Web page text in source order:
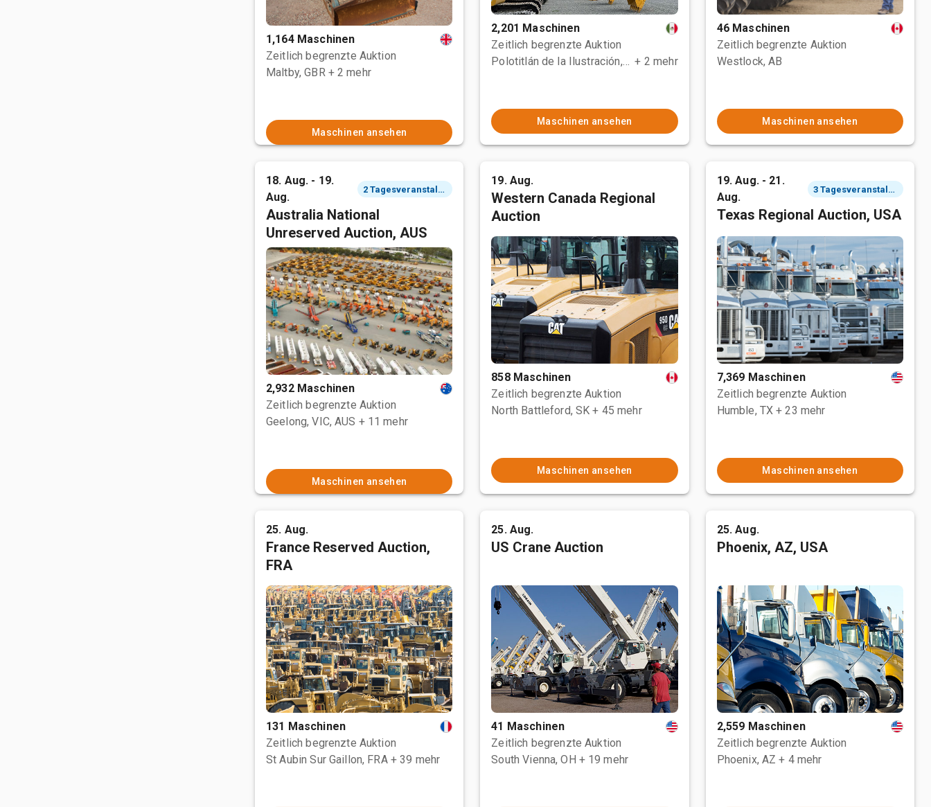
1,164 Maschinen
Zeitlich begrenzte Auktion
Maltby, GBR + 2 mehr
Maschinen ansehen
2,201 Maschinen
Zeitlich begrenzte Auktion
Polotitlán de la Ilustración, MEX + 2 mehr
Maschinen ansehen
46 Maschinen
Zeitlich begrenzte Auktion
Westlock, AB
Maschinen ansehen
18. Aug. - 19.
Aug.
2 Tagesveranstaltung
Australia National
Unreserved Auction, AUS
2,932 Maschinen
Zeitlich begrenzte Auktion
Geelong, VIC, AUS + 11 mehr
Maschinen ansehen
19. Aug.
Western Canada Regional
Auction
858 Maschinen
Zeitlich begrenzte Auktion
North Battleford, SK + 45 mehr
Maschinen ansehen
19. Aug. - 21.
Aug.
3 Tagesveranstaltung
Texas Regional Auction, USA
7,369 Maschinen
Zeitlich begrenzte Auktion
Humble, TX + 23 mehr
Maschinen ansehen
25. Aug.
France Reserved Auction,
FRA
131 Maschinen
Zeitlich begrenzte Auktion
St Aubin Sur Gaillon, FRA + 39 mehr
25. Aug.
US Crane Auction
41 Maschinen
Zeitlich begrenzte Auktion
South Vienna, OH + 19 mehr
25. Aug.
Phoenix, AZ, USA
2,559 Maschinen
Zeitlich begrenzte Auktion
Phoenix, AZ + 4 mehr